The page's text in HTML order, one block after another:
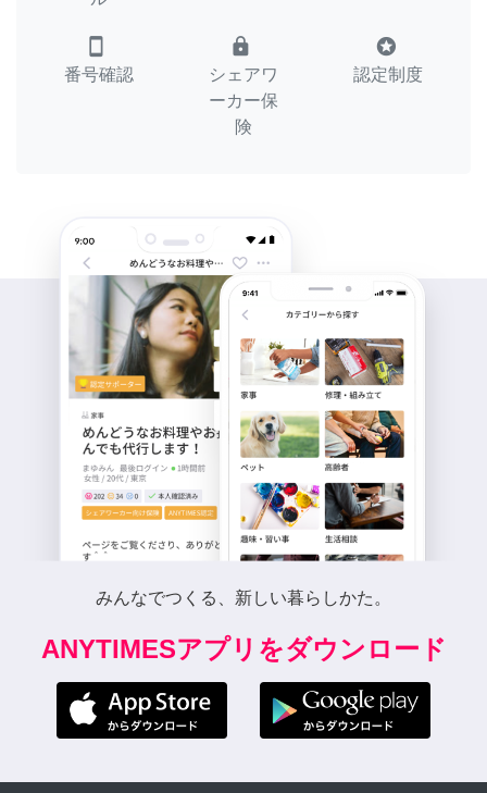
smartphone
番号確認
lock
シェアワ
ーカー保
険
stars
認定制度
みんなでつくる、新しい暮らしかた。
ANYTIMESアプリをダウンロード